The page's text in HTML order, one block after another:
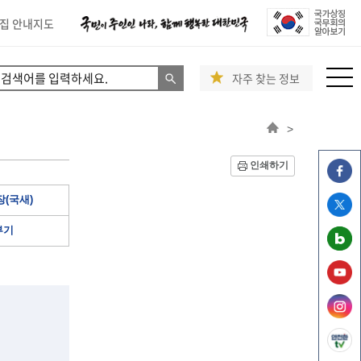
안내지도
자주 찾는 정보
>
인쇄하기
(국새)